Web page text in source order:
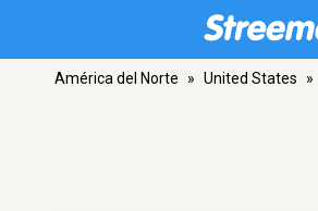
América del Norte » United States »